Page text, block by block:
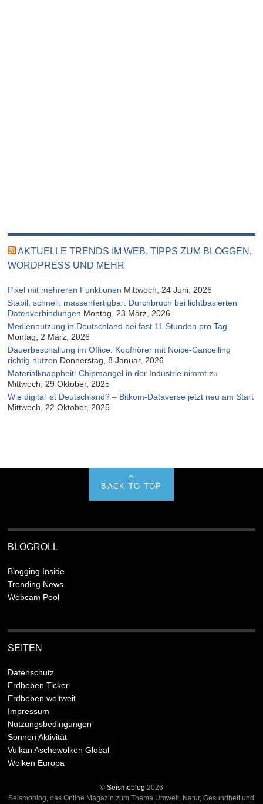
AKTUELLE TRENDS IM WEB, TIPPS ZUM BLOGGEN,
WORDPRESS UND MEHR
Pixel mit mehreren Funktionen Mittwoch, 24 Juni, 2026
Stabil, schnell, massenfertigbar: Durchbruch bei lichtbasierten
Datenverbindungen Montag, 23 März, 2026
Mediennutzung in Deutschland bei fast 11 Stunden pro Tag
Montag, 2 März, 2026
Dauerbeschallung im Office: Kopfhörer mit Noice-Cancelling
richtig nutzen Donnerstag, 8 Januar, 2026
Materialknappheit: Chipmangel in der Industrie nimmt zu
Mittwoch, 29 Oktober, 2025
Wie digital ist Deutschland? – Bitkom-Dataverse jetzt neu am Start
Mittwoch, 22 Oktober, 2025
BACK TO TOP
BLOGROLL
Blogging Inside
Trending News
Webcam Pool
SEITEN
Datenschutz
Erdbeben Ticker
Erdbeben weltweit
Impressum
Nutzungsbedingungen
Sonnen Aktivität
Vulkan Aschewolken Global
Wolken Europa
© Seismoblog 2026
Seismoblog, das Online Magazin zum Thema Umwelt, Natur, Gesundheit und